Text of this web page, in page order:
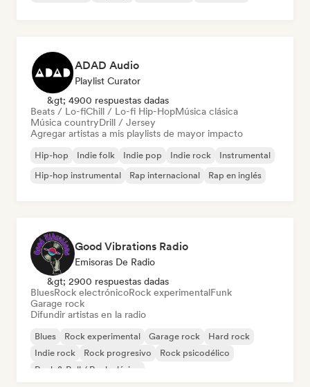
ADAD Audio
Playlist Curator
&gt; 4900 respuestas dadas
Beats / Lo-fiChill / Lo-fi Hip-HopMúsica clásica
Música countryDrill / Jersey
Agregar artistas a mis playlists de mayor impacto
Hip-hop Indie folk Indie pop Indie rock
Instrumental
Hip-hop instrumental
Rap internacional Rap en inglés
Good Vibrations Radio
Emisoras De Radio
&gt; 2900 respuestas dadas
BluesRock electrónicoRock experimentalFunk
Garage rock
Difundir artistas en la radio
Blues Rock experimental Garage rock
Hard rock
Indie rock
Rock progresivo
Rock psicodélico
Rock & Roll / Rock clásico